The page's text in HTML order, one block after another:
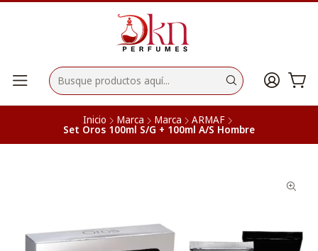
Inicio Marca Marca ARMAF
Set Oros 100ml S/G + 100ml A/S Hombre